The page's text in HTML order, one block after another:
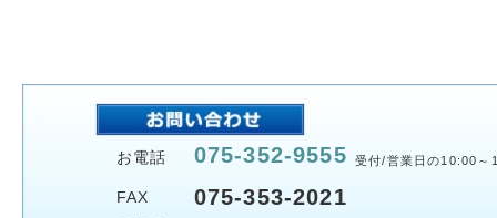
お電話 075-352-9555 受付/営業日の10:00～
FAX 075-353-2021